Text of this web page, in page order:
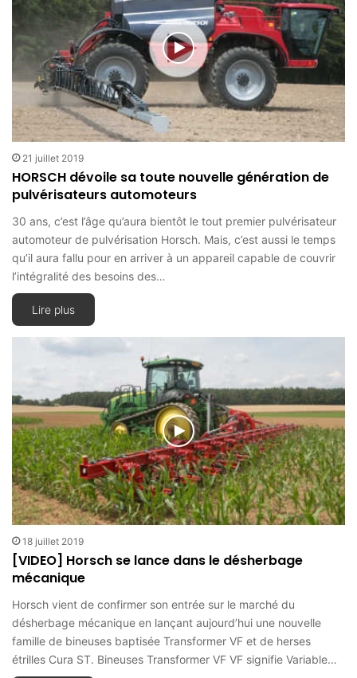
21 juillet 2019
HORSCH dévoile sa toute nouvelle génération de
pulvérisateurs automoteurs
30 ans, c’est l’âge qu’aura bientôt le tout premier pulvérisateur
automoteur de pulvérisation Horsch. Mais, c’est aussi le temps
qu’il aura fallu pour en arriver à un appareil capable de couvrir
l’intégralité des besoins des…
Lire plus
18 juillet 2019
[VIDEO] Horsch se lance dans le désherbage
mécanique
Horsch vient de confirmer son entrée sur le marché du
désherbage mécanique en lançant aujourd’hui une nouvelle
famille de bineuses baptisée Transformer VF et de herses
étrilles Cura ST. Bineuses Transformer VF VF signifie Variable…